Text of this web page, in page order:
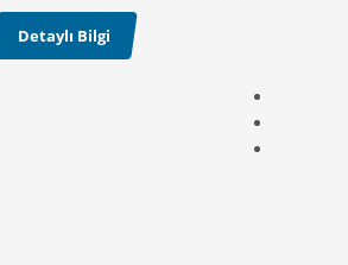
Detaylı Bilgi